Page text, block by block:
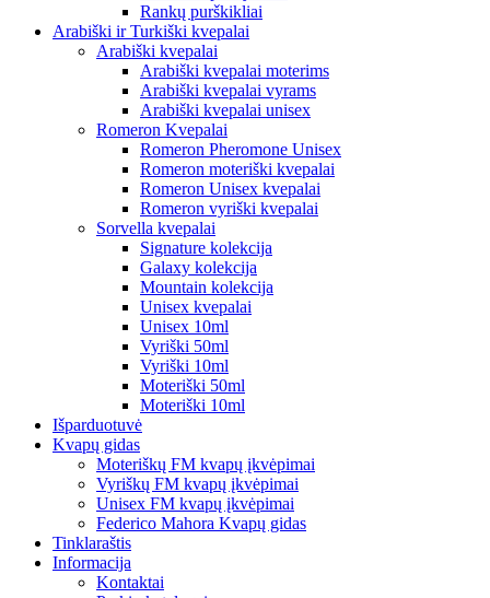
Rankų purškikliai
Arabiški ir Turkiški kvepalai
Arabiški kvepalai
Arabiški kvepalai moterims
Arabiški kvepalai vyrams
Arabiški kvepalai unisex
Romeron Kvepalai
Romeron Pheromone Unisex
Romeron moteriški kvepalai
Romeron Unisex kvepalai
Romeron vyriški kvepalai
Sorvella kvepalai
Signature kolekcija
Galaxy kolekcija
Mountain kolekcija
Unisex kvepalai
Unisex 10ml
Vyriški 50ml
Vyriški 10ml
Moteriški 50ml
Moteriški 10ml
Išparduotuvė
Kvapų gidas
Moteriškų FM kvapų įkvėpimai
Vyriškų FM kvapų įkvėpimai
Unisex FM kvapų įkvėpimai
Federico Mahora Kvapų gidas
Tinklaraštis
Informacija
Kontaktai